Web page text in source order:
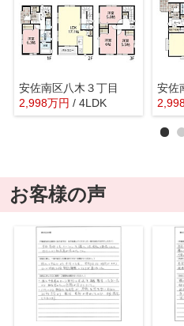
安佐南区八木３丁目
2,998万円 / 4LDK
安佐
お客様の声